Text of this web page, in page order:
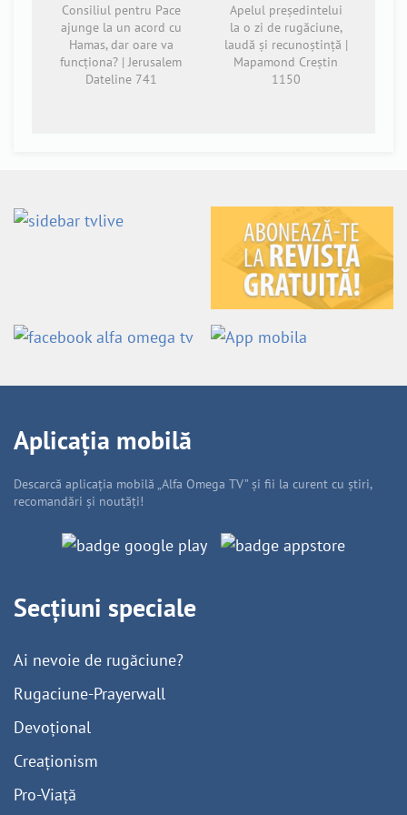
Consiliul pentru Pace
ajunge la un acord cu
Hamas, dar oare va
funcționa? | Jerusalem
Dateline 741
Apelul președintelui
la o zi de rugăciune,
laudă și recunoștință |
Mapamond Creștin
1150
Aplicația mobilă
Descarcă aplicația mobilă „Alfa Omega TV” și fii la curent cu știri,
recomandări și noutăți!
Secțiuni speciale
Ai nevoie de rugăciune?
Rugaciune-Prayerwall
Devoțional
Creaționism
Pro-Viață